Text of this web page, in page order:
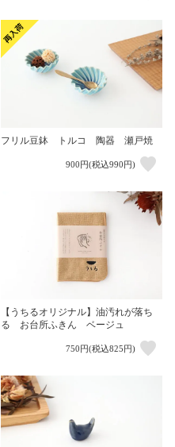
フリル豆鉢 トルコ 陶器 瀬戸焼
900円(税込990円)
【うちるオリジナル】油汚れが落ち
る お台所ふきん ベージュ
750円(税込825円)